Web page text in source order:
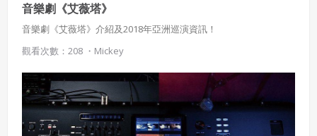
音樂劇《艾薇塔》
音樂劇《艾薇塔》介紹及2018年亞洲巡演資訊！
觀看次數：208 ・ Mickey
使用 Facebook 帳號註冊
使用 Google 帳號註冊